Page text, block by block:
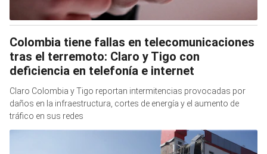
Colombia tiene fallas en telecomunicaciones
tras el terremoto: Claro y Tigo con
deficiencia en telefonía e internet
Claro Colombia y Tigo reportan intermitencias provocadas por
daños en la infraestructura, cortes de energía y el aumento de
tráfico en sus redes